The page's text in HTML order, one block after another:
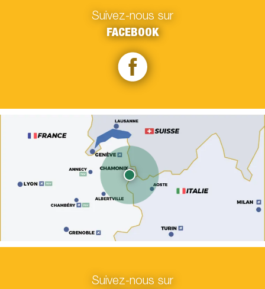
Suivez-nous sur
FACEBOOK
Suivez-nous sur